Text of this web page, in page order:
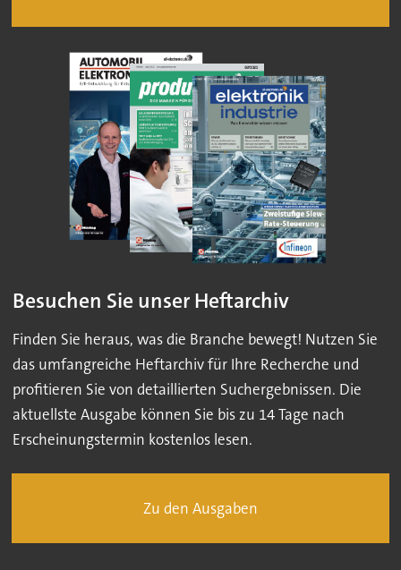
Besuchen Sie unser Heftarchiv
Finden Sie heraus, was die Branche bewegt! Nutzen Sie
das umfangreiche Heftarchiv für Ihre Recherche und
profitieren Sie von detaillierten Suchergebnissen. Die
aktuellste Ausgabe können Sie bis zu 14 Tage nach
Erscheinungstermin kostenlos lesen.
Zu den Ausgaben